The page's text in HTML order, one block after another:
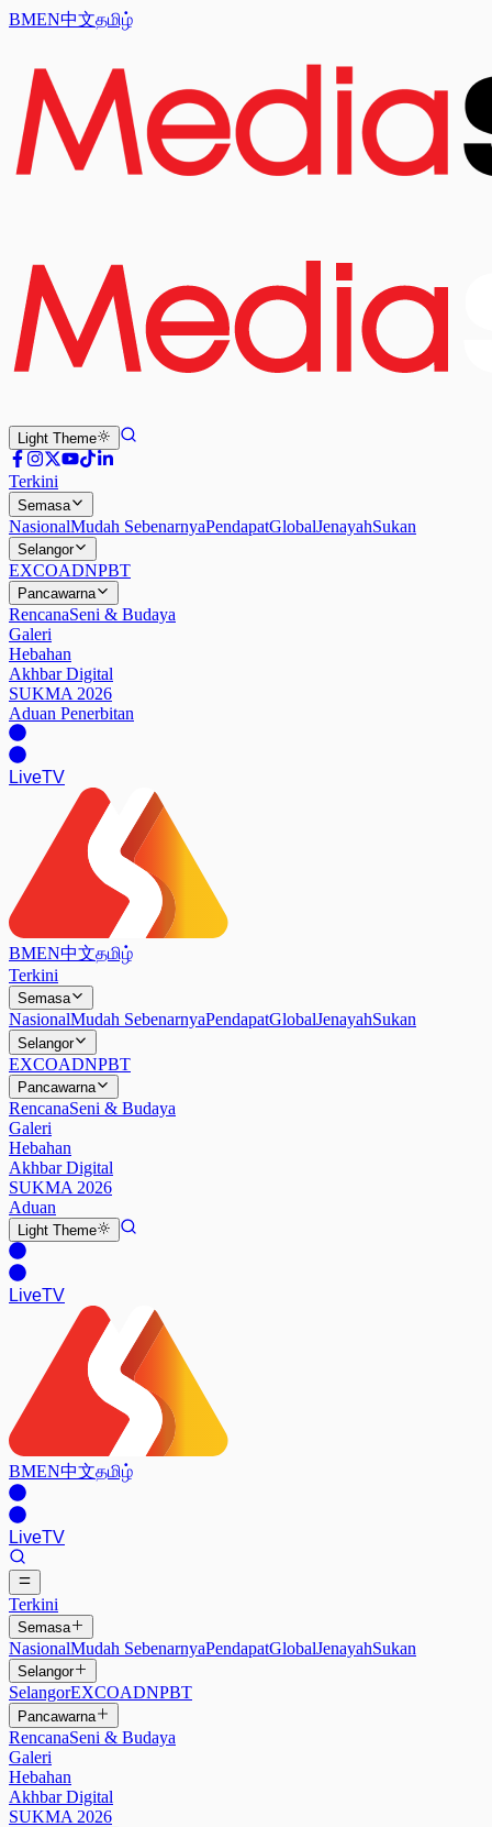
BMEN中文தமிழ்
Light Theme
Terkini
Semasa
NasionalMudah SebenarnyaPendapatGlobalJenayahSukan
Selangor
EXCOADNPBT
Pancawarna
RencanaSeni & Budaya
Galeri
Hebahan
Akhbar Digital
SUKMA 2026
Aduan Penerbitan
LiveTV
BMEN中文தமிழ்
Terkini
Semasa
NasionalMudah SebenarnyaPendapatGlobalJenayahSukan
Selangor
EXCOADNPBT
Pancawarna
RencanaSeni & Budaya
Galeri
Hebahan
Akhbar Digital
SUKMA 2026
Aduan
Light Theme
LiveTV
BMEN中文தமிழ்
LiveTV
Terkini
Semasa
NasionalMudah SebenarnyaPendapatGlobalJenayahSukan
Selangor
SelangorEXCOADNPBT
Pancawarna
RencanaSeni & Budaya
Galeri
Hebahan
Akhbar Digital
SUKMA 2026